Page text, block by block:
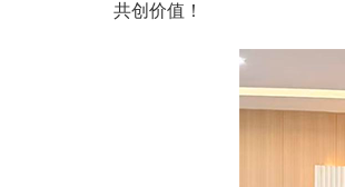
共创价值！